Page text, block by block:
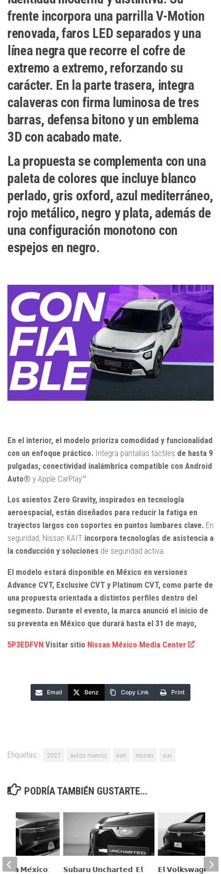
frente incorpora una parrilla V-Motion
renovada, faros LED separados y una
línea negra que recorre el cofre de
extremo a extremo, reforzando su
carácter. En la parte trasera, integra
calaveras con firma luminosa de tres
barras, defensa bitono y un emblema
3D con acabado mate.
La propuesta se complementa con una
paleta de colores que incluye blanco
perlado, gris oxford, azul mediterráneo,
rojo metálico, negro y plata, además de
una configuración monotono con
espejos en negro.
En el interior, el modelo prioriza comodidad y funcionalidad
con un enfoque práctico. Integra pantallas táctiles de hasta 9
pulgadas, conectividad inalámbrica compatible con Android
Auto® y Apple CarPlay™.
Los asientos Zero Gravity, inspirados en tecnología
aeroespacial, están diseñados para reducir la fatiga en
trayectos largos con soportes en puntos lumbares clave. En
seguridad, Nissan KAIT incorpora tecnologías de asistencia a
la conducción y soluciones de seguridad activa.
El modelo estará disponible en México en versiones
Advance CVT, Exclusive CVT y Platinum CVT, como parte de
una propuesta orientada a distintos perfiles dentro del
segmento. Durante el evento, la marca anunció el inicio de
su preventa en México que durará hasta el 31 de mayo,
5P3EDFVN Visitar sitio Nissan México Media Center
Email Benz Copy Link Print
Etiquetas: 2027 autos nuevos kait nissan suv
PODRÍA TAMBIÉN GUSTARTE...
𝗦𝘂𝗯𝗮𝗿𝘂 𝗨𝗻𝗰𝗵𝗮𝗿𝘁𝗲𝗱: 𝗘𝗹
𝗘𝗹 𝗩𝗼𝗹𝗸𝘀𝘄𝗮𝗴𝗲𝗻
𝗮 𝗠𝗲́𝘅𝗶𝗰𝗼: